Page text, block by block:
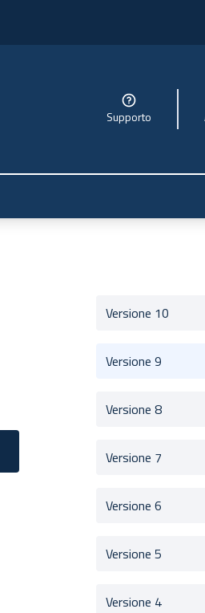
Supporto
Versione 10
Versione 9
Versione 8
Versione 7
Versione 6
Versione 5
Versione 4